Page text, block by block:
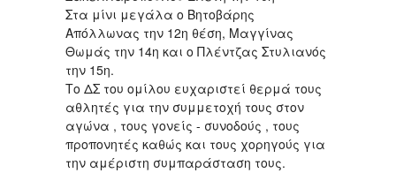
Στα μίνι μεγάλα ο Βητοβάρης
Απόλλωνας την 12η θέση, Μαγγίνας
Θωμάς την 14η και ο Πλέντζας Στυλιανός
την 15η.
Το ΔΣ του ομίλου ευχαριστεί θερμά τους
αθλητές για την συμμετοχή τους στον
αγώνα , τους γονείς - συνοδούς , τους
προπονητές καθώς και τους χορηγούς για
την αμέριστη συμπαράσταση τους.